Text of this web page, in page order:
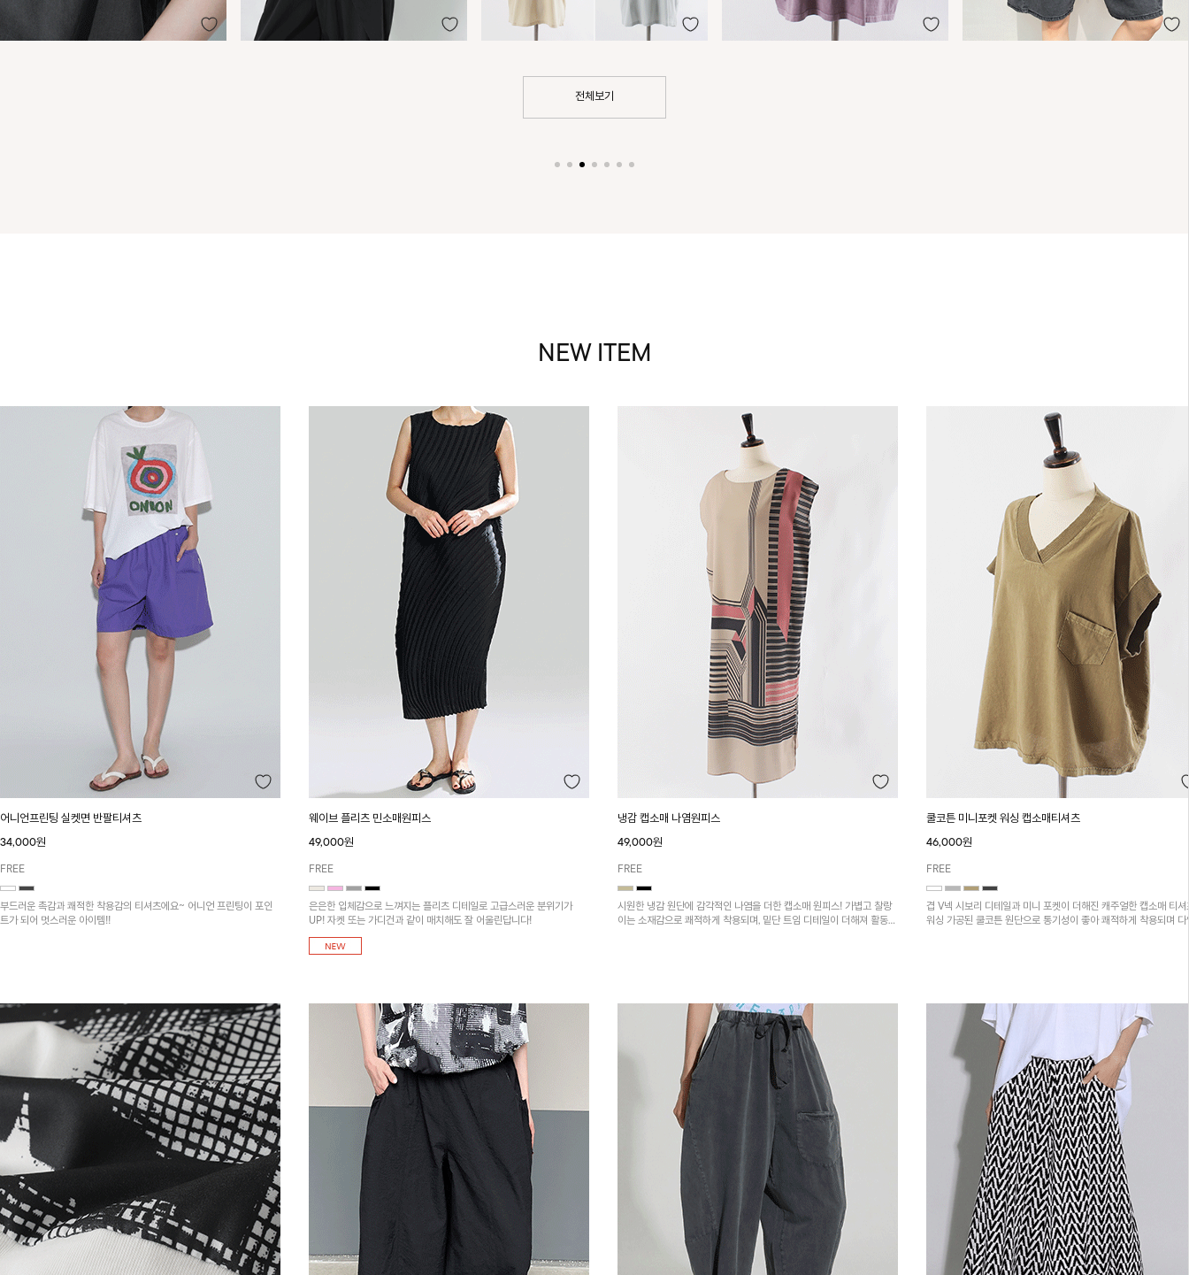
전체보기
NEW ITEM
어니언프린팅 실켓면 반팔티셔츠
34,000원
FREE
부드러운 촉감과 쾌적한 착용감의 티셔츠에요~ 어니언 프린팅이 포인
트가 되어 멋스러운 아이템!!
웨이브 플리츠 민소매원피스
49,000원
FREE
은은한 입체감으로 느껴지는 플리츠 디테일로 고급스러운 분위기가
UP! 자켓 또는 가디건과 같이 매치해도 잘 어울린답니다!
냉감 캡소매 나염원피스
49,000원
FREE
시원한 냉감 원단에 감각적인 나염을 더한 캡소매 원피스! 가볍고 찰랑
이는 소재감으로 쾌적하게 착용되며, 밑단 트임 디테일이 더해져 활동성
쿨코튼 미니포켓 워싱 캡소매티셔츠
46,000원
FREE
겹 V넥 시보리 디테일과 미니 포켓이 더해진 캐주얼한 캡소매 티셔
워싱 가공된 쿨코튼 원단으로 통기성이 좋아 쾌적하게 착용되며 다